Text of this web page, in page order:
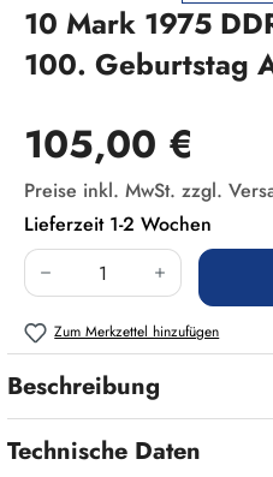
10 Mark 1975
100. Geburtstag
Regulärer Preis:
105,00 €
Preise inkl. MwSt. zzgl.
Lieferzeit 1-2 Wochen
Produkt Anzahl: Gib
Zum Merkzettel hinzufügen
Beschreibung
Technische Daten